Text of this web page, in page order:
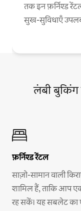
तक इन फ़र्निश्ड
सुख-सुविधाएँ
लंबी
फ़र्निश्ड रेंटल
साज़ो-सामान वाली
शामिल हैं, ताकि आप
रह सकें। यह सबलेट का